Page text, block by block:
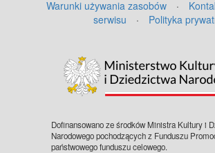
Warunki używania zasobów
·
serwisu
· Polityka
Dofinansowano ze środków Ministra Kultury i
Narodowego pochodzących z Funduszu
państwowego funduszu celowego.